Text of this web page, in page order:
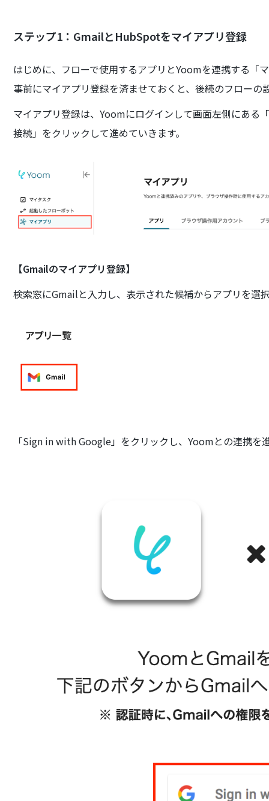
ステップ1：GmailとHubSpotをマイアプリ登録
はじめに、フローで使用するアプリとYoomを連携する「
事前にマイアプリ登録を済ませておくと、後続のフローの
マイアプリ登録は、Yoomにログインして画面左側にある
接続」をクリックして進めていきます。
【Gmailのマイアプリ登録】
検索窓にGmailと入力し、表示された候補からアプリを選
「Sign in with Google」をクリックし、Yoomとの連携を